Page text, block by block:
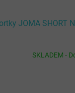
JOMA SHORT
SKLADEM -